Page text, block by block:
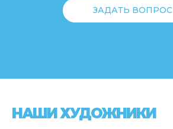
ЗАДАТЬ ВОПРОС
НАШИ ХУДОЖНИКИ